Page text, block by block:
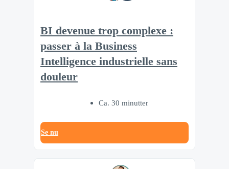
BI devenue trop complexe :
passer à la Business
Intelligence industrielle sans
douleur
Ca. 30 minutter
Se nu